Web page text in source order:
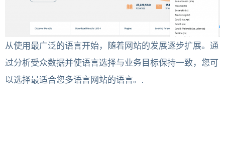
从使用最广泛的语言开始，随着网站的发展逐步扩展。通
过分析受众数据并使语言选择与业务目标保持一致，您可
以选择最适合您多语言网站的语言。.